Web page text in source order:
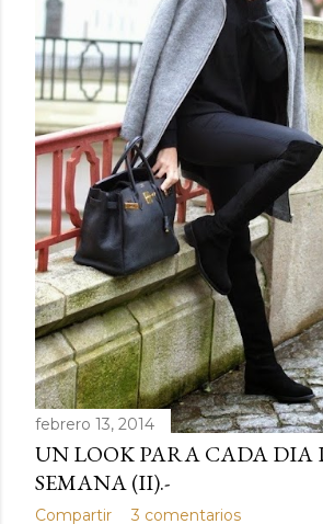
a
d
a
s
febrero 13, 2014
UN LOOK PARA CADA DIA
SEMANA (II).-
Compartir 3 comentarios